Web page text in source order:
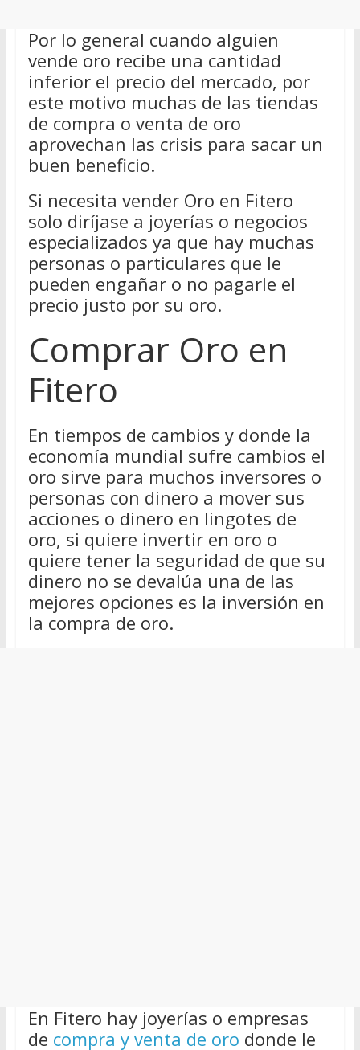
Por lo general cuando alguien
vende oro recibe una cantidad
inferior el precio del mercado, por
este motivo muchas de las tiendas
de compra o venta de oro
aprovechan las crisis para sacar un
buen beneficio.
Si necesita vender Oro en Fitero
solo diríjase a joyerías o negocios
especializados ya que hay muchas
personas o particulares que le
pueden engañar o no pagarle el
precio justo por su oro.
Comprar Oro en
Fitero
En tiempos de cambios y donde la
economía mundial sufre cambios el
oro sirve para muchos inversores o
personas con dinero a mover sus
acciones o dinero en lingotes de
oro, si quiere invertir en oro o
quiere tener la seguridad de que su
dinero no se devalúa una de las
mejores opciones es la inversión en
la compra de oro.
En Fitero hay joyerías o empresas
de compra y venta de oro donde le